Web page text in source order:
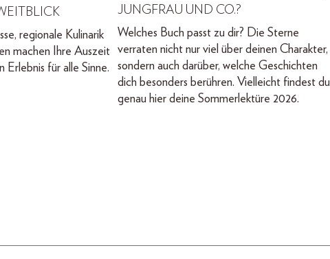
regionale Kulinarik
machen Ihre Auszeit
Erlebnis für alle Sinne.
JUNGFRAU UND CO.?
Welches Buch passt zu dir? Die Sterne
verraten nicht nur viel über deinen Charakter,
sondern auch darüber, welche Geschichten
dich besonders berühren. Vielleicht findest du
genau hier deine Sommerlektüre 2026.